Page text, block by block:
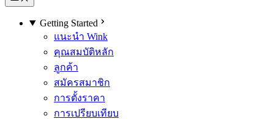
Getting Started
แนะนำ Wink
คุณสมบัติหลัก
ลูกค้า
สมัครสมาชิก
การตั้งราคา
การเปรียบเทียบ